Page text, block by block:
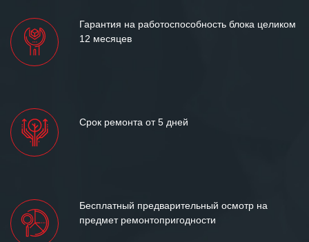
Гарантия на работоспособность блока целиком
12 месяцев
Срок ремонта от 5 дней
Бесплатный предварительный осмотр на
предмет ремонтопригодности